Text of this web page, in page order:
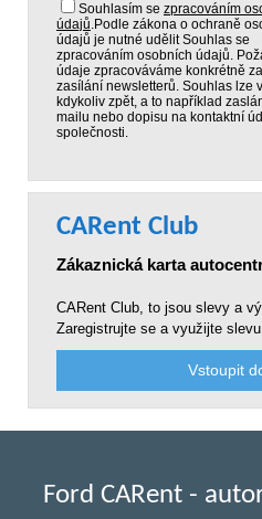
Souhlasím se zpracováním
údajů.Podle zákona o ochraně
údajů je nutné udělit Souhlas se
zpracováním osobních údajů.
údaje zpracováváme konkrétně
zasílání newsletterů. Souhlas lze
kdykoliv zpět, a to například
mailu nebo dopisu na kontaktní
společnosti.
CARent Club
Zákaznická karta
CARent Club, to jsou slevy a
Zaregistrujte se a využijte
Vstoupit
Ford CARent -